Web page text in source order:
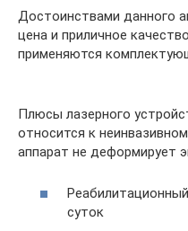
Достоинствами данного
цена и приличное
применяются
Плюсы лазерного
относится к
аппарат не деформирует
суток